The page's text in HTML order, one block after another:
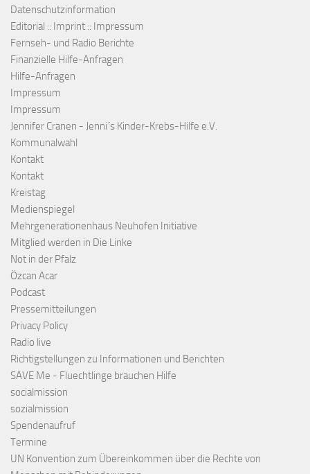
Datenschutzinformation
Editorial :: Imprint :: Impressum
Fernseh- und Radio Berichte
Finanzielle Hilfe-Anfragen
Hilfe-Anfragen
Impressum
Impressum
Jennifer Cranen - Jenni´s Kinder-Krebs-Hilfe e.V.
Kommunalwahl
Kontakt
Kontakt
Kreistag
Medienspiegel
Mehrgenerationenhaus Neuhofen Initiative
Mitglied werden in Die Linke
Not in der Pfalz
Özcan Acar
Podcast
Pressemitteilungen
Privacy Policy
Radio live
Richtigstellungen zu Informationen und Berichten
SAVE Me - Fluechtlinge brauchen Hilfe
socialmission
sozialmission
Spendenaufruf
Termine
UN Konvention zum Übereinkommen über die Rechte von